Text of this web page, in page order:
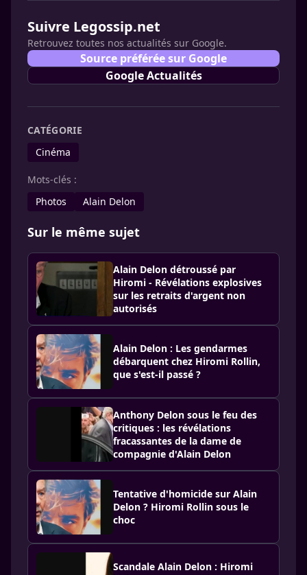
Suivre Legossip.net
Retrouvez toutes nos actualités sur Google.
Source préférée sur Google
Google Actualités
CATÉGORIE
Cinéma
Mots-clés :
Photos
Alain Delon
Sur le même sujet
Alain Delon détroussé par
Hiromi - Révélations explosives
sur les retraits d'argent non
autorisés
Alain Delon : Les gendarmes
débarquent chez Hiromi Rollin,
que s'est-il passé ?
Anthony Delon sous le feu des
critiques : les révélations
fracassantes de la dame de
compagnie d'Alain Delon
Tentative d'homicide sur Alain
Delon ? Hiromi Rollin sous le
choc
Scandale Alain Delon : Hiromi